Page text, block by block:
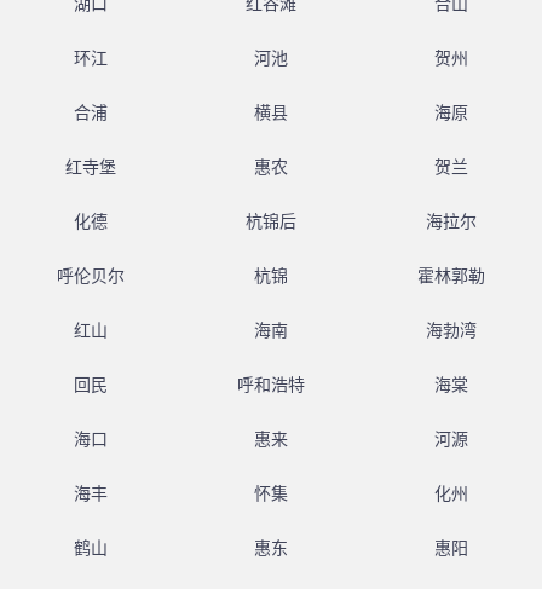
环江 河池 贺州
合浦 横县 海原
红寺堡 惠农 贺兰
化德 杭锦后 海拉尔
呼伦贝尔 杭锦 霍林郭勒
红山 海南 海勃湾
回民 呼和浩特 海棠
海口 惠来 河源
海丰 怀集 化州
鹤山 惠东 惠阳